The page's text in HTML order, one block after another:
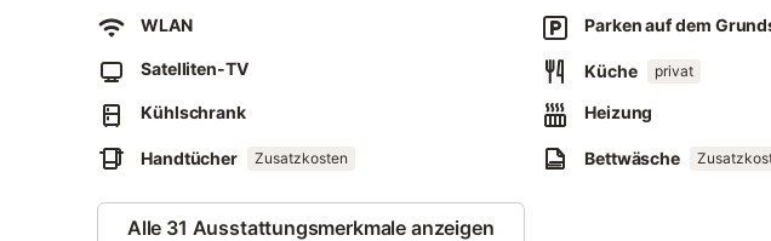
Die Geisterklamm Leutasch ist in 10 Autominuten erreichbar.
Ein Parkplatz ist auf dem Grundstück vorhanden.
Das Mitbringen eines Haustiers ist erlaubt.
WLAN ist für Videoanrufe geeignet.
Diese Unterkunft hat Recycling-Regeln, weitere Informationen finden Sie vor Ort.
Nach der Buchung füllen Sie bitte das Holidu-Kontaktformular, das Ihnen per E-Mail
geben Sie Ihre Adresse an.
WLAN Parken auf dem
Satelliten-TV Küche privat
Kühlschrank Heizung
Handtücher Zusatzkosten Bettwäsche
Alle 31 Ausstattungsmerkmale anzeigen